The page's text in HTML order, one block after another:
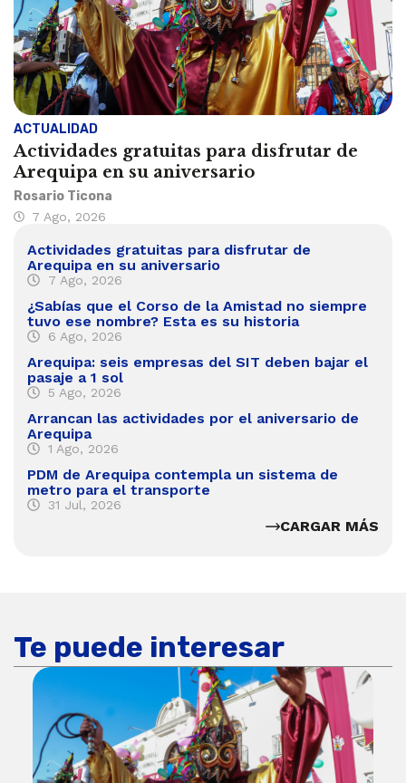
ACTUALIDAD
Actividades gratuitas para disfrutar de
Arequipa en su aniversario
Rosario Ticona
7 Ago, 2026
Actividades gratuitas para disfrutar de
Arequipa en su aniversario
7 Ago, 2026
¿Sabías que el Corso de la Amistad no siempre
tuvo ese nombre? Esta es su historia
6 Ago, 2026
Arequipa: seis empresas del SIT deben bajar el
pasaje a 1 sol
5 Ago, 2026
Arrancan las actividades por el aniversario de
Arequipa
1 Ago, 2026
PDM de Arequipa contempla un sistema de
metro para el transporte
31 Jul, 2026
CARGAR MÁS
Te puede interesar